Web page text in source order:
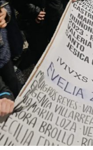
protección,
materia de
fascistas que
Para María
Discriminación de
integrante de la
(FALGBT), el
Argentina no
que provienen del